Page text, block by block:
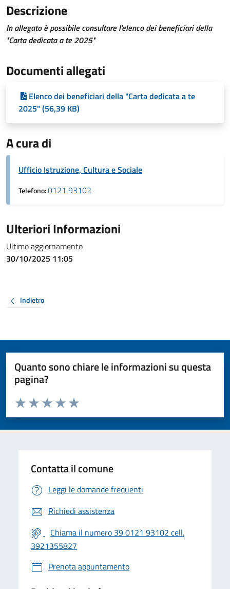
Descrizione
In allegato è possibile consultare l'elenco dei beneficiari della
"Carta dedicata a te 2025"
Documenti allegati
Elenco dei beneficiari della "Carta dedicata a te
2025" (56,39 KB)
A cura di
Ufficio Istruzione, Cultura e Sociale
Telefono:0121 93102
Ulteriori Informazioni
Ultimo aggiornamento
30/10/2025 11:05
Indietro
Quanto sono chiare le informazioni su questa
pagina?
Valuta da 1 a 5 stelle la pagina
Valuta 5 stelle su 5
Valuta 4 stelle su 5
Valuta 3 stelle su 5
Valuta 2 stelle su 5
Valuta 1 stelle su 5
Contatta il comune
Leggi le domande frequenti
Richiedi assistenza
Chiama il numero 39 0121 93102 cell.
3921355827
Prenota appuntamento